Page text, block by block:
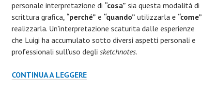
personale interpretazione di “cosa” sia questa modalità di
scrittura grafica, “perché” e “quando” utilizzarla e “come”
realizzarla. Un’interpretazione scaturita dalle esperienze
che Luigi ha accumulato sotto diversi aspetti personali e
professionali sull’uso degli sketchnotes.
CONTINUA A LEGGERE